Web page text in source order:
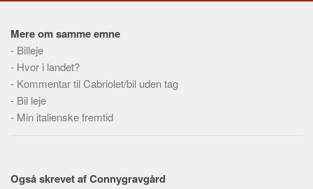
Økonomi
Jura og regler
Skatter og afgifter
Statistik
Praktisk
Mere om samme emne
- Billeje
- Hvor i landet?
- Kommentar til Cabriolet/bil uden tag
- Bil leje
- Min italienske fremtid
Også skrevet af Connygravgård